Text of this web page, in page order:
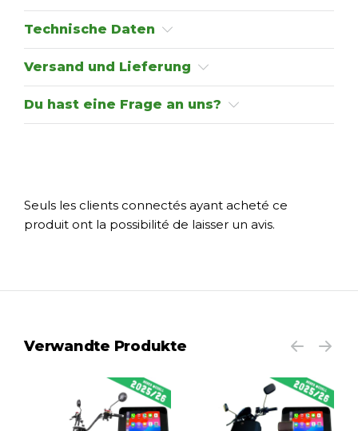
Technische Daten
Versand und Lieferung
Du hast eine Frage an uns?
Seuls les clients connectés ayant acheté ce
produit ont la possibilité de laisser un avis.
Verwandte Produkte